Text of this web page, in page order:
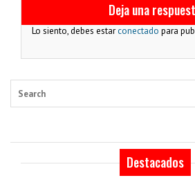
Deja una
Lo siento, debes estarconectado para
Destacados